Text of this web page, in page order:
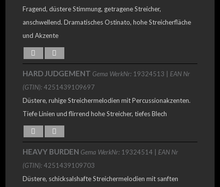
Fragend, düstere Stimmung, getragene Streicher,
anschwellend. Dramatisches Ostinato, hohe Streicherfläche
und Akzente
HARD JUDGEMENT Gema WerkNr: 19324513 | EAN Nr
(GTIN):4251439109697
Düstere, ruhige Streichermelodien mit Percussionakzenten.
Tiefe Linien und flirrend hohe Streicher, tiefes Blech
HEAVY BURDEN Gema WerkNr: 19324514 | EAN Nr
(GTIN):4251439109703
Düstere, schicksalshafte Streichermelodien mit sanften